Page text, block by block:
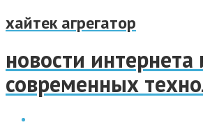
хайтек агрегатор
новости интернета
современных